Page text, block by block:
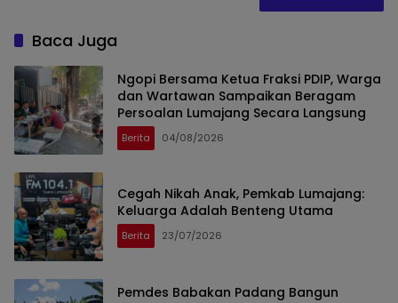
Baca Juga
Ngopi Bersama Ketua Fraksi PDIP, Warga
dan Wartawan Sampaikan Beragam
Persoalan Lumajang Secara Langsung
Berita 04/08/2026
Cegah Nikah Anak, Pemkab Lumajang:
Keluarga Adalah Benteng Utama
Berita 23/07/2026
Pemdes Babakan Padang Bangun